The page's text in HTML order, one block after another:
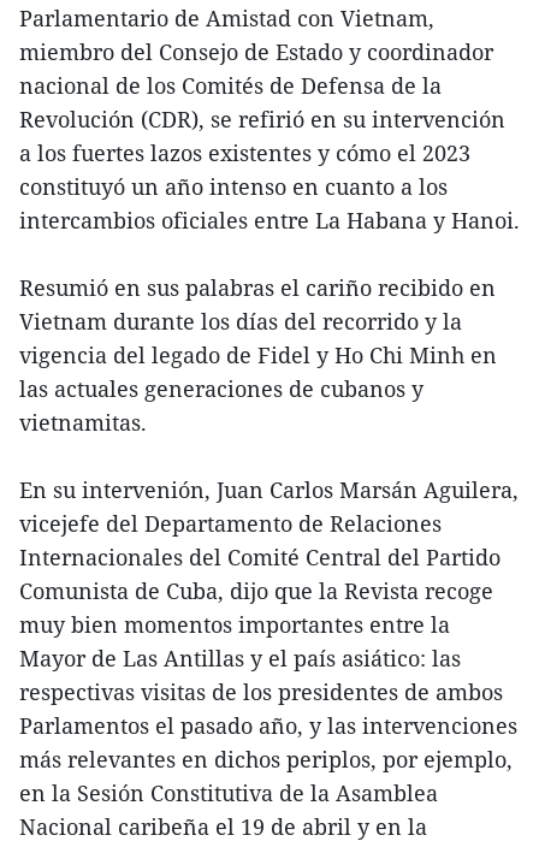
Parlamentario de Amistad con Vietnam,
miembro del Consejo de Estado y coordinador
nacional de los Comités de Defensa de la
Revolución (CDR), se refirió en su intervención
a los fuertes lazos existentes y cómo el 2023
constituyó un año intenso en cuanto a los
intercambios oficiales entre La Habana y Hanoi.
Resumió en sus palabras el cariño recibido en
Vietnam durante los días del recorrido y la
vigencia del legado de Fidel y Ho Chi Minh en
las actuales generaciones de cubanos y
vietnamitas.
En su intervenión, Juan Carlos Marsán Aguilera,
vicejefe del Departamento de Relaciones
Internacionales del Comité Central del Partido
Comunista de Cuba, dijo que la Revista recoge
muy bien momentos importantes entre la
Mayor de Las Antillas y el país asiático: las
respectivas visitas de los presidentes de ambos
Parlamentos el pasado año, y las intervenciones
más relevantes en dichos periplos, por ejemplo,
en la Sesión Constitutiva de la Asamblea
Nacional caribeña el 19 de abril y en la